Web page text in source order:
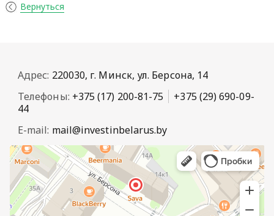
Вернуться
Адрес: 220030, г. Минск, ул. Берсона, 14
Телефоны: +375 (17) 200-81-75
+375 (29) 690-09-
44
E-mail: mail@investinbelarus.by